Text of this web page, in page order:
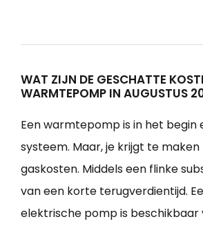
WAT ZIJN DE GESCHATTE
WARMTEPOMP IN AUGUSTUS
Een warmtepomp is in het begin
systeem. Maar, je krijgt te
gaskosten. Middels een flinke
van een korte terugverdientijd.
elektrische pomp is beschikbaar